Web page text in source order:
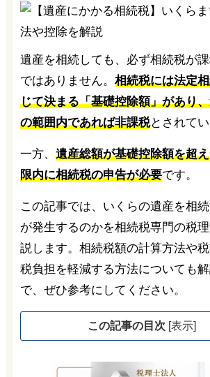
遺産を相続しても、必ず相続税が
ではありません。 相続税には法定
じて決まる「基礎控除額」があり
の範囲内であれば非課税とされてい
一方、 遺産総額が基礎控除額を超
限内に相続税の申告が必要です。
この記事では、いくらの遺産を相
が発生するのかを相続税専門の税
説します。相続税額の計算方法や税
税負担を軽減する方法についても
で、ぜひ参考にしてください。
この記事の目次 [表示]